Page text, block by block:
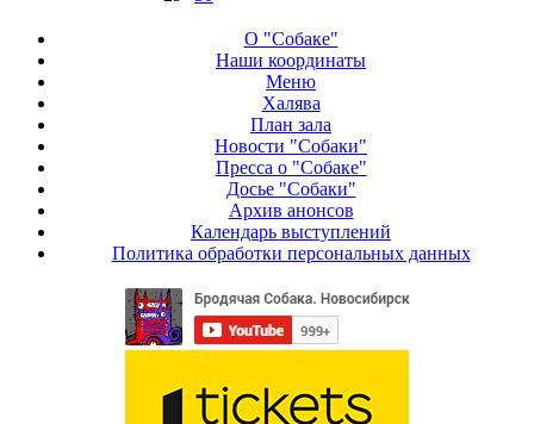
О "Собаке"
Наши координаты
Меню
Халява
План зала
Новости "Собаки"
Пресса о "Собаке"
Досье "Собаки"
Архив анонсов
Календарь выступлений
Политика обработки персональных данных